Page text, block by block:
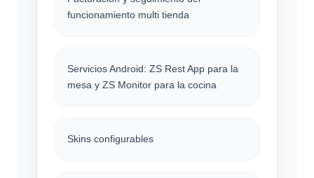
funcionamiento multi tienda
Servicios Android: ZS Rest App para la
mesa y ZS Monitor para la cocina
Skins configurables